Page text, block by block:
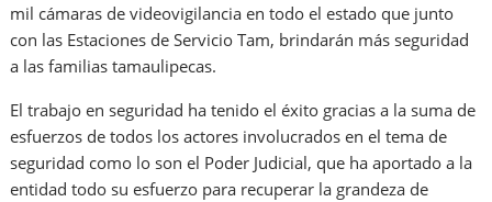
mil cámaras de videovigilancia en todo el estado que junto
con las Estaciones de Servicio Tam, brindarán más seguridad
a las familias tamaulipecas.
El trabajo en seguridad ha tenido el éxito gracias a la suma de
esfuerzos de todos los actores involucrados en el tema de
seguridad como lo son el Poder Judicial, que ha aportado a la
entidad todo su esfuerzo para recuperar la grandeza de